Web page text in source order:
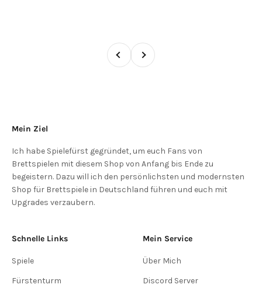
ZurückVor
Mein Ziel
Ich habe Spielefürst gegründet, um euch Fans von
Brettspielen mit diesem Shop von Anfang bis Ende zu
begeistern. Dazu will ich den persönlichsten und modernsten
Shop für Brettspiele in Deutschland führen und euch mit
Upgrades verzaubern.
Schnelle Links
Spiele
Fürstenturm
Mein Service
Über Mich
Discord Server